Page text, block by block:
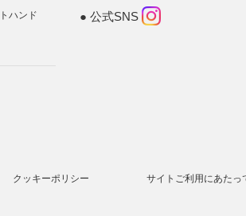
ハンド 公式SNS
クッキーポリシー サイトご利用にあたっ